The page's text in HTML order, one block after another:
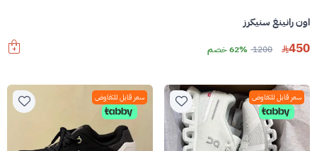
اون رانينغ سنيكرز
450
1200 62% خصم
سعر قابل للتفاوض سعر قابل للتفاوض